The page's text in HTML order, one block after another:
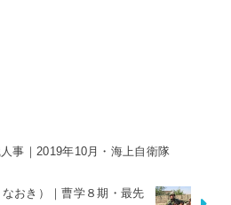
事｜2019年10月・海上自衛隊
なおき）｜曹学８期・最先